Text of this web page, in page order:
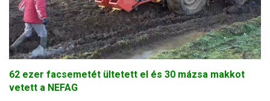
62 ezer facsemetét ültetett el és 30 mázsa makkot
vetett a NEFAG